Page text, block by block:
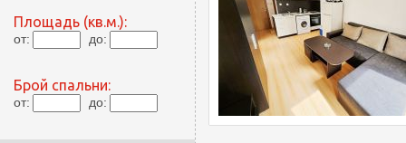
Площадь (кв.м.):
от: до:
Брой спальни:
от: до: